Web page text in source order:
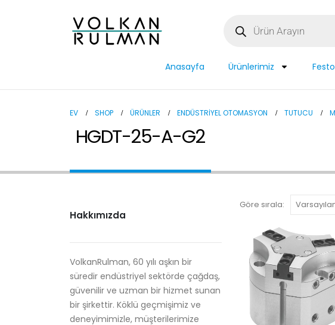
Anasayfa Ürünlerimiz
EV SHOP ÜRÜNLER ENDÜSTRIYEL OTOMASYON TUTUCU
HGDT-25-A-G2
Göre sırala:
Hakkımızda
VolkanRulman, 60 yılı aşkın bir
süredir endüstriyel sektörde çağdaş,
güvenilir ve uzman bir hizmet sunan
bir şirkettir. Köklü geçmişimiz ve
deneyimimizle, müşterilerimize